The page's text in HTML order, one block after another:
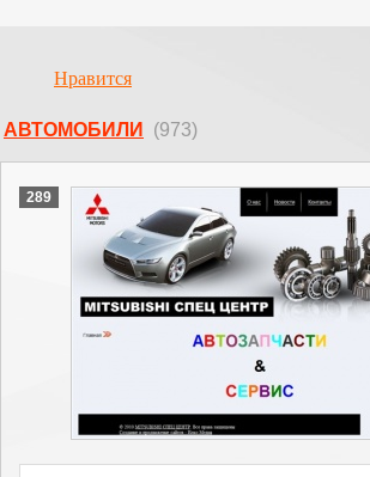
Нравится
АВТОМОБИЛИ (973)
289